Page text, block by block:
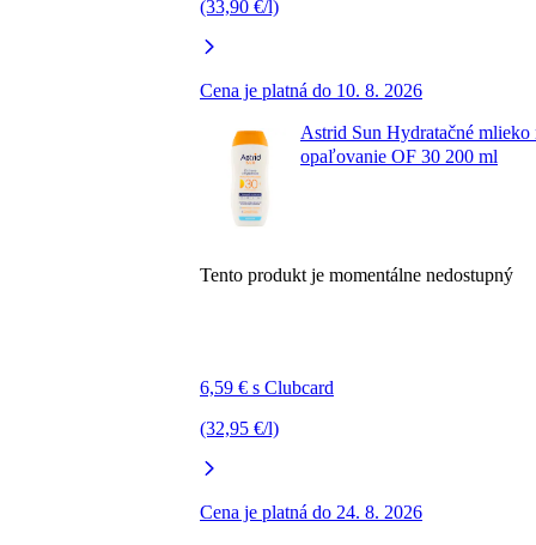
(33,90 €/l)
Cena je platná do 10. 8. 2026
Astrid Sun Hydratačné mlieko
opaľovanie OF 30 200 ml
Tento produkt je momentálne nedostupný
6,59 € s Clubcard
(32,95 €/l)
Cena je platná do 24. 8. 2026